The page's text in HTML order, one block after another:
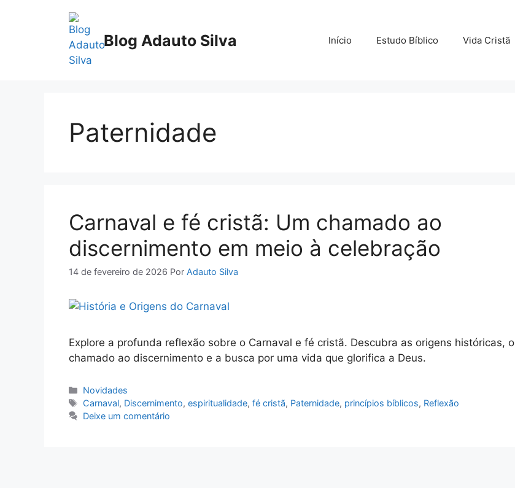
Blog Adauto Silva Início Estudo Bíblico Vida Cristã
Paternidade
Carnaval e fé cristã: Um chamado ao
discernimento em meio à celebração
14 de fevereiro de 2026 Por Adauto Silva
Explore a profunda reflexão sobre o Carnaval e fé cristã. Descubra as origens históricas, o
chamado ao discernimento e a busca por uma vida que glorifica a Deus.
Categorias
Novidades
Tags
Carnaval, Discernimento,espiritualidade,fé cristã, Paternidade, princípios bíblicos, Reflexão
Deixe um comentário